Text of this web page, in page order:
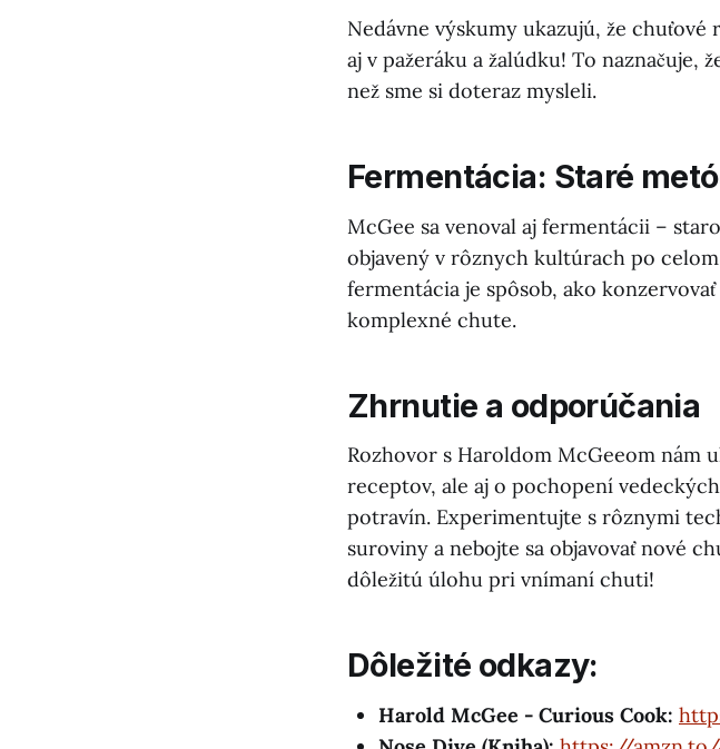
Nedávne výskumy ukazujú, že
aj v pažeráku a žalúdku! To naznačuje,
než sme si doteraz mysleli.
Fermentácia: Staré
McGee sa venoval aj fermentácii –
objavený v rôznych kultúrach po
fermentácia je spôsob, ako
komplexné chute.
Zhrnutie a odporúčania
Rozhovor s Haroldom McGeeom nám
receptov, ale aj o pochopení
potravín. Experimentujte s rôznymi
suroviny a nebojte sa objavovať nové
dôležitú úlohu pri vnímaní chuti!
Dôležité odkazy:
Harold McGee - Curious Cook: